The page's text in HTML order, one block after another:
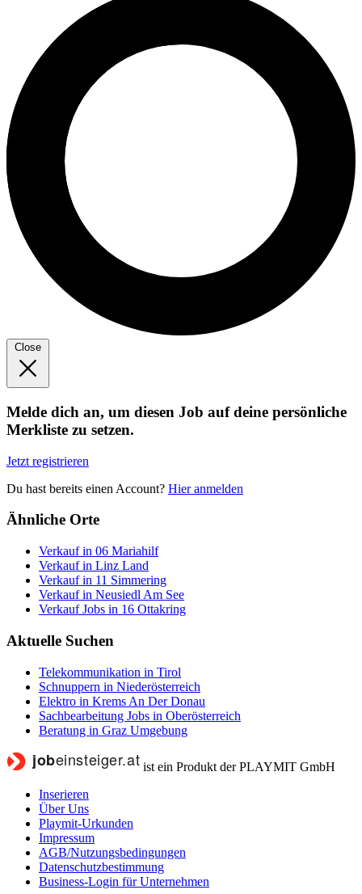
Close
Melde dich an, um diesen Job auf deine persönliche
Merkliste zu setzen.
Jetzt registrieren
Du hast bereits einen Account? Hier anmelden
Ähnliche Orte
Verkauf in 06 Mariahilf
Verkauf in Linz Land
Verkauf in 11 Simmering
Verkauf in Neusiedl Am See
Verkauf Jobs in 16 Ottakring
Aktuelle Suchen
Telekommunikation in Tirol
Schnuppern in Niederösterreich
Elektro in Krems An Der Donau
Sachbearbeitung Jobs in Oberösterreich
Beratung in Graz Umgebung
ist ein Produkt der PLAYMIT GmbH
Inserieren
Über Uns
Playmit-Urkunden
Impressum
AGB/Nutzungsbedingungen
Datenschutzbestimmung
Business-Login für Unternehmen